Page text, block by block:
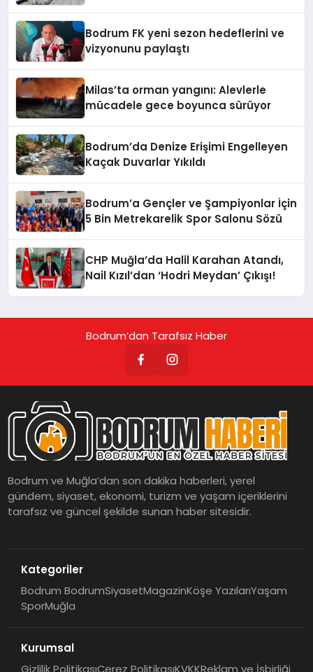
Bodrum FK yeni sezon hedeflerini ve
vizyonunu paylaştı
Milas’ta orman yangını: Alevlerle
mücadele gece boyunca sürüyor
Bodrum’da Denize Erişimi Engelleyen
Kaçak Duvarlar Yıkıldı
Bodrum’a Gençler ve Şampiyonlar İçin
5 Bin Metrekarelik Spor Salonu Sözü
CHP Muğla’da Halil Karahan Atandı,
Nail Kızıl’dan ‘Hodri Meydan’ Çıkışı!
Bodrum’dan Tarafsız Haber
Bodrum ve Muğla’dan son dakika haberleri, yerel
gündem, siyaset, ekonomi, turizm ve yaşam içeriklerini
tarafsız ve güncel şekilde sunan haber sitesidir.
Kategoriler
Bodrum BodrumSiyasetMagazinKöşe YazılarıYaşam
SporMuğla
Kurumsal
Gizlilik PolitikasıÇerez PolitikasıKVKKReklam ve İşbirliği